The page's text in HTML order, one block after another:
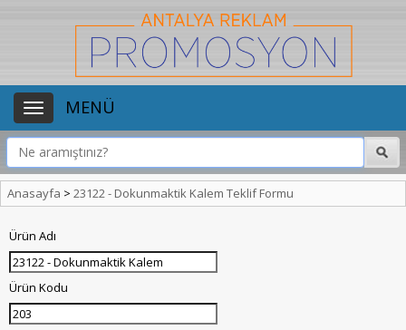
MENÜ
Anasayfa > 23122 - Dokunmaktik Kalem Teklif Formu
Ürün Adı
Ürün Kodu